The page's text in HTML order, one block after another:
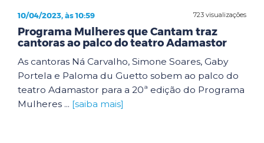
723 visualizações
10/04/2023, às 10:59
Programa Mulheres que Cantam traz
cantoras ao palco do teatro Adamastor
As cantoras Ná Carvalho, Simone Soares, Gaby
Portela e Paloma du Guetto sobem ao palco do
teatro Adamastor para a 20ª edição do Programa
Mulheres ... [saiba mais]